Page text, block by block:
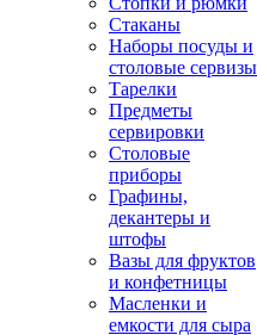
Стаканы
Наборы посуды и
столовые сервизы
Тарелки
Предметы
сервировки
Столовые
приборы
Графины,
декантеры и
штофы
Вазы для фруктов
и конфетницы
Масленки и
емкости для сыра